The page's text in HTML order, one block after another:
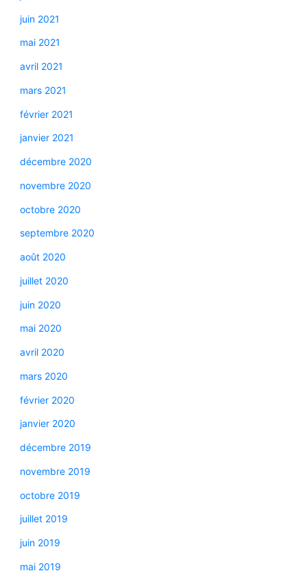
juin 2021
mai 2021
avril 2021
mars 2021
février 2021
janvier 2021
décembre 2020
novembre 2020
octobre 2020
septembre 2020
août 2020
juillet 2020
juin 2020
mai 2020
avril 2020
mars 2020
février 2020
janvier 2020
décembre 2019
novembre 2019
octobre 2019
juillet 2019
juin 2019
mai 2019